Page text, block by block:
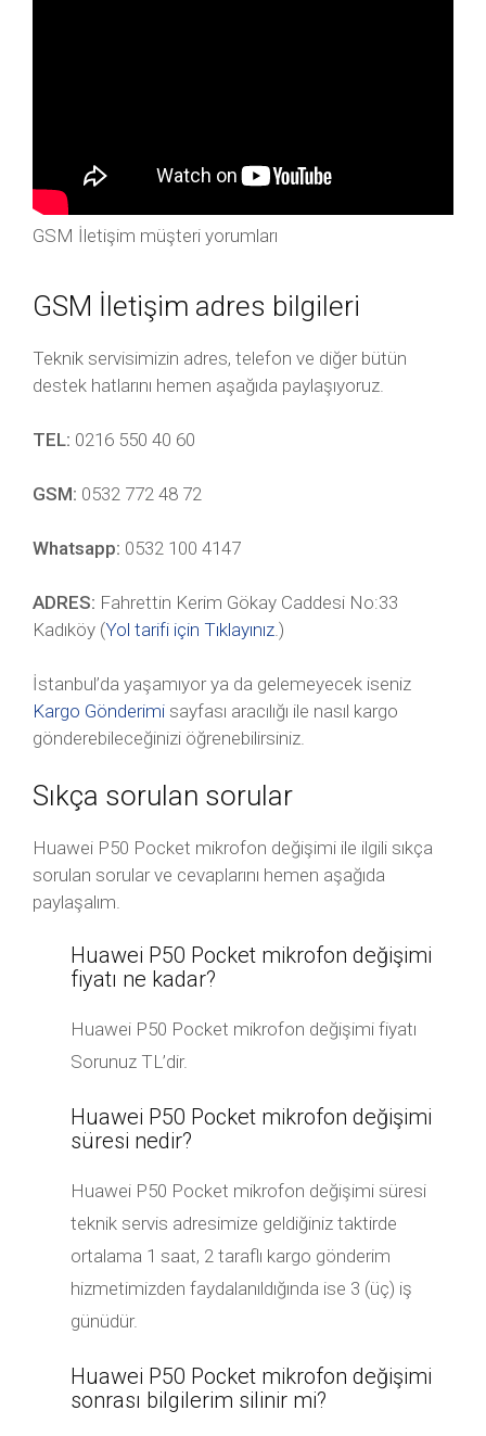
GSM İletişim müşteri yorumları
GSM İletişim adres bilgileri
Teknik servisimizin adres, telefon ve diğer bütün
destek hatlarını hemen aşağıda paylaşıyoruz.
TEL: 0216 550 40 60
GSM: 0532 772 48 72
Whatsapp: 0532 100 4147
ADRES: Fahrettin Kerim Gökay Caddesi No:33
Kadıköy (Yol tarifi için Tıklayınız.)
İstanbul’da yaşamıyor ya da gelemeyecek iseniz
Kargo Gönderimi sayfası aracılığı ile nasıl kargo
gönderebileceğinizi öğrenebilirsiniz.
Sıkça sorulan sorular
Huawei P50 Pocket mikrofon değişimi ile ilgili sıkça
sorulan sorular ve cevaplarını hemen aşağıda
paylaşalım.
Huawei P50 Pocket mikrofon değişimi
fiyatı ne kadar?
Huawei P50 Pocket mikrofon değişimi fiyatı
Sorunuz TL’dir.
Huawei P50 Pocket mikrofon değişimi
süresi nedir?
Huawei P50 Pocket mikrofon değişimi süresi
teknik servis adresimize geldiğiniz taktirde
ortalama 1 saat, 2 taraflı kargo gönderim
hizmetimizden faydalanıldığında ise 3 (üç) iş
günüdür.
Huawei P50 Pocket mikrofon değişimi
sonrası bilgilerim silinir mi?